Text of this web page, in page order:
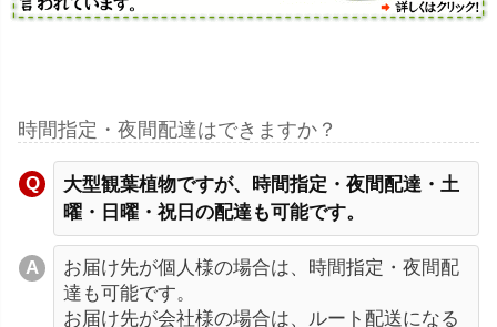
時間指定・夜間配達はできますか？
大型観葉植物ですが、時間指定・夜間配達・土
曜・日曜・祝日の配達も可能です。
お届け先が個人様の場合は、時間指定・夜間配
達も可能です。
お届け先が会社様の場合は、ルート配送になる